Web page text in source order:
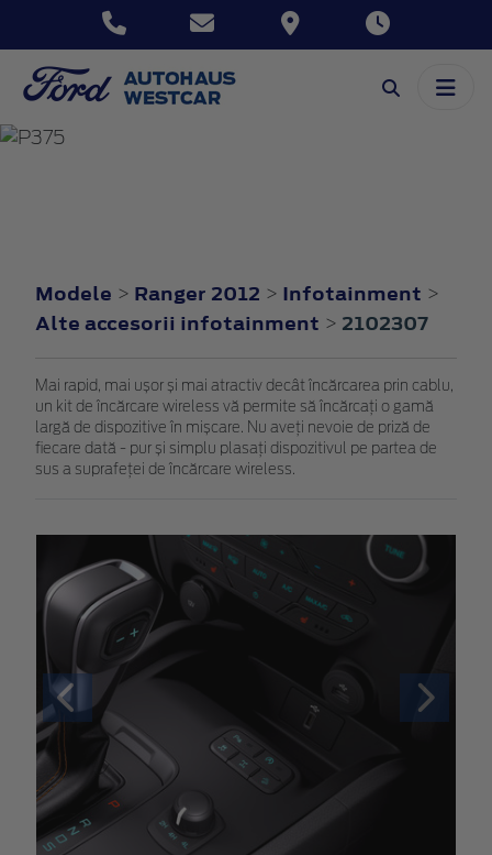
Modele > Ranger 2012 > Infotainment >
Alte accesorii infotainment > 2102307
Mai rapid, mai ușor și mai atractiv decât încărcarea prin cablu,
un kit de încărcare wireless vă permite să încărcați o gamă
largă de dispozitive în mișcare. Nu aveți nevoie de priză de
fiecare dată - pur și simplu plasați dispozitivul pe partea de
sus a suprafeței de încărcare wireless.